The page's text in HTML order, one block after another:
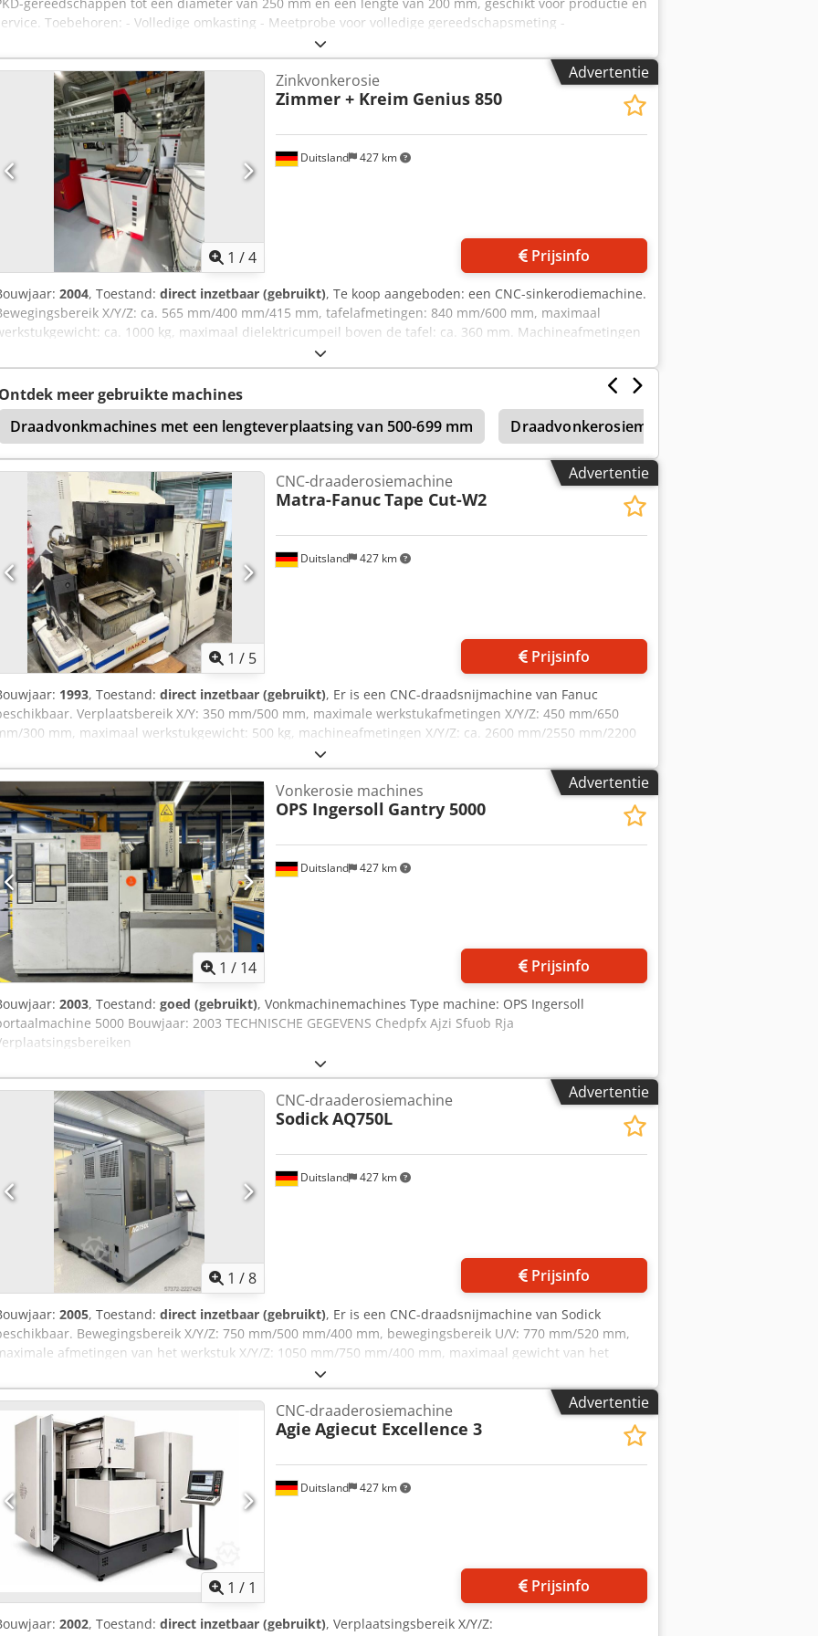
Toebehoren: - Volledige omkasting - Meetprobe voor volledige gereedschapsmeting -
Werkstukdrager-adaptie A-as van SK 50 naar HSK 63 A - Lader voor maximaal 6 erosieschijvensets
- Alfanumeriek toetsenbord - Standaardprogramma’s voor meten en
vonkverspanen - Koel- en reinigingsinstallatie voor het diëlektricum - Automatische brandblusinstallatie -
Afzuiging N183 - 1 wisselunit - 1 spoelset - 1 meetdoorn Chsdpfszdinkex Ab Rja - 1 opnameflens voor
rotatie-elektroden Verplaatsing X-as: 440 mm B-as: +/- 15° Verplaatsing Y-as: 876 mm Verplaatsing Z-as:
420 mm E-as zwenkbereik: 210° A-as draairichting: 360° Werkstukdragerbasis: SK 50 Maximale
werkstuklengte: 200 mm Maximale werkstukdiameter: 250 mm Werkstukgewicht: 15 kg Aansluitwaarde
ca.: 6,7 kW 400V/50Hz Gewicht ca.: 7000 kg Afmetingen B x D x H = 1987 x 3141 x 2275 mm Kleur: RAL 7047
telegraafgrijs 4 / kleur RAL 7045 telegraafgrijs 1
Advertentie
1 /4
Duitsland 427 km
Zinkvonkerosie
Zimmer + Kreim Genius 850
Prijsinfo
2004, Toestand: direct inzetbaar (gebruikt), Te koop aangeboden: een CNC-sinkerodiemachine.
X/Y/Z: ca. 565 mm/400 mm/415 mm, tafelafmetingen: 840 mm/600 mm, maximaal
ca. 1000 kg, maximaal dielektricumpeil boven de tafel: ca. 360 mm. Machineafmetingen
X/Y/Z: ca. 1110 mm/1840 mm/2780 mm, machinemassa: ca. 2750 kg. Een bezichtiging ter plaatse is
Cjdpfx Abszrhg Ts Rsha
Ontdek meer gebruikte machines
Draadvonkmachines met een lengteverplaatsing van 500-699 mm
Draadvonkerosiemachines met een
Advertentie
1 / 5
Duitsland 427 km
CNC-draaderosiemachine
Matra-FanucTape Cut-W2
Prijsinfo
1993, Toestand: direct inzetbaar (gebruikt), Er is een CNC-draadsnijmachine van Fanuc
Verplaatsbereik X/Y: 350 mm/500 mm, maximale werkstukafmetingen X/Y/Z: 450 mm/650
300 mm, maximaal werkstukgewicht: 500 kg, machineafmetingen X/Y/Z: ca. 2600 mm/2550 mm/2200
mm, gewicht: ca. 2300 kg, besturing: Fanuc Series 16-WA. Documentatie is aanwezig. Een bezichtiging ter
is mogelijk. Chjdezqu E Tspfx Ab Roa
Advertentie
1 / 14
Duitsland 427 km
Vonkerosie machines
OPS Ingersoll Gantry 5000
Prijsinfo
2003, Toestand: goed (gebruikt), Vonkmachinemachines Type machine: OPS Ingersoll
5000 Bouwjaar: 2003 TECHNISCHE GEGEVENS Chedpfx Ajzi Sfuob Rja
Advertentie
1 /8
Duitsland 427 km
CNC-draaderosiemachine
SodickAQ750L
Prijsinfo
2005, Toestand: direct inzetbaar (gebruikt), Er is een CNC-draadsnijmachine van Sodick
Bewegingsbereik X/Y/Z: 750 mm/500 mm/400 mm, bewegingsbereik U/V: 770 mm/520 mm,
afmetingen van het werkstuk X/Y/Z: 1050 mm/750 mm/400 mm, maximaal gewicht van het
werkstuk: 1500 kg, draaddiameter: 0,15 mm - 0,3 mm. Afmetingen van de machine X/Y/Z: ca. 2100
2800 mm/2350 mm, gewicht: ca. 5300 kg. Documentatie is aanwezig. Een bezichtiging ter plaatse is
Chjdpfxszi Ei He Ab Roa
Advertentie
1 / 1
Duitsland 427 km
CNC-draaderosiemachine
Agie Agiecut Excellence 3
Prijsinfo
2002, Toestand: direct inzetbaar (gebruikt), Verplaatsingsbereik X/Y/Z: